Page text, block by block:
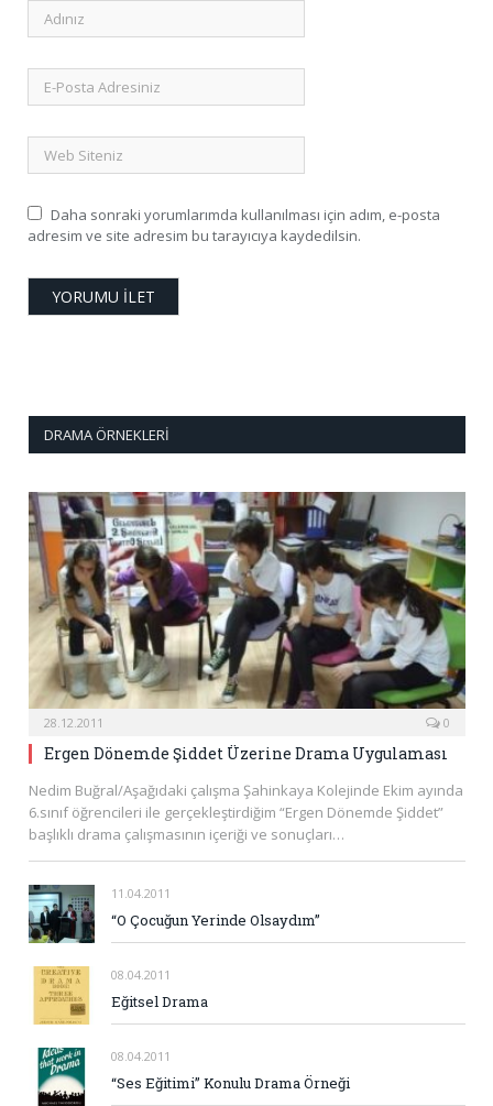
Daha sonraki yorumlarımda kullanılması için adım, e-posta
adresim ve site adresim bu tarayıcıya kaydedilsin.
DRAMA ÖRNEKLERI
28.12.2011 0
Ergen Dönemde Şiddet Üzerine Drama Uygulaması
Nedim Buğral/Aşağıdaki çalışma Şahinkaya Kolejinde Ekim ayında
6.sınıf öğrencileri ile gerçekleştirdiğim “Ergen Dönemde Şiddet”
başlıklı drama çalışmasının içeriği ve sonuçları…
11.04.2011
“O Çocuğun Yerinde Olsaydım”
08.04.2011
Eğitsel Drama
08.04.2011
“Ses Eğitimi” Konulu Drama Örneği